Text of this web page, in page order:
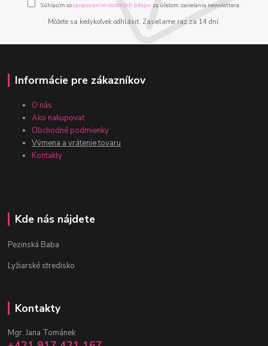
Súhlasím sospracovaním osobných údajov za účelom zasielania newslettera.
Môžete sa kedykoľvek odhlásiť. Zasielame raz za 14 dní.
Informácie pre zákazníkov
O nás
Ako nakupovať
Obchodné podmienky
Výmena a vrátenie tovaru
Kontakty
Kde nás nájdete
Pezinská Baba
Lyžiarské stredisko
Kontakty
Mgr. Jana Tománek